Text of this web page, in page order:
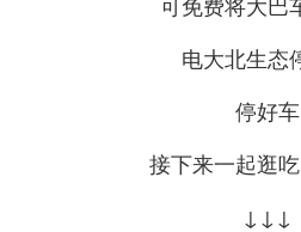
电大北生态
停好车
接下来一起逛
↓↓↓